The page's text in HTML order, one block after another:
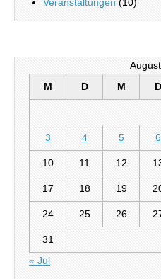
Veranstaltungen (10)
M
D M D
3 4 5 6
10 11 12
17 18 19
24 25 26
31
« Jul